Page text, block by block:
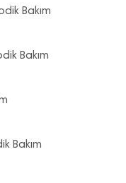
Bakım
Bakım
Bakım